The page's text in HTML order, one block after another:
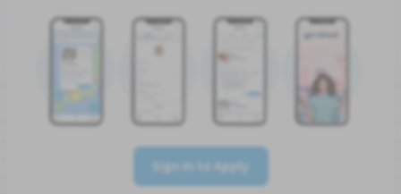
Sign In to Apply